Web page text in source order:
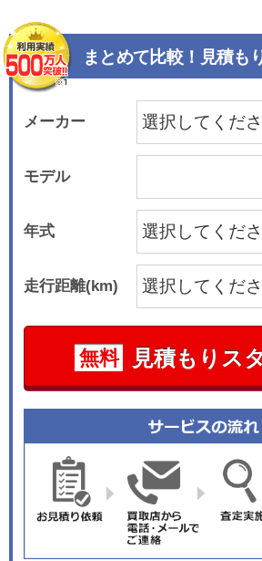
まとめて比較！見積も
メーカー
モデル
年式
走行距離(km)
無料 見積もりス